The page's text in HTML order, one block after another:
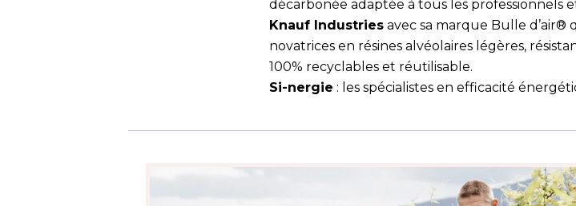
décarbonée adaptée à tous les professionnels
Knauf Industries avec sa marque Bulle d’air®
novatrices en résines alvéolaires légères,
100% recyclables et réutilisable.
Si-nergie : les spécialistes en efficacité